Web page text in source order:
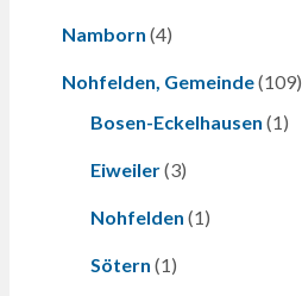
Namborn (4)
Nohfelden, Gemeinde(109)
Bosen-Eckelhausen (1)
Eiweiler(3)
Nohfelden (1)
Sötern (1)